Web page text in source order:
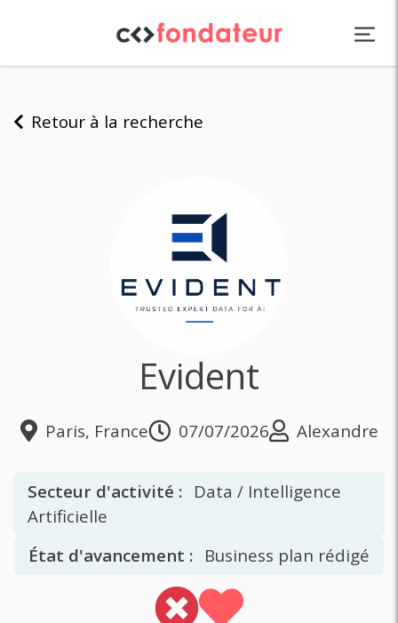
Retour à la recherche
Evident
Paris, France 07/07/2026 Alexandre
Secteur d'activité : Data / Intelligence
Artificielle
État d'avancement : Business plan rédigé